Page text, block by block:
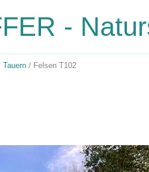
-
Tauern Felsen T102